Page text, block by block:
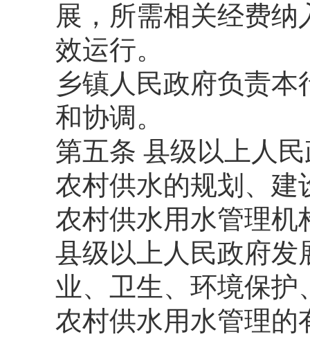
展，所需相关经费
效运行。
乡镇人民政府负责
和协调。
第五条 县级以上人
农村供水的规划、建
农村供水用水管理机
县级以上人民政府发
业、卫生、环境保
农村供水用水管理的